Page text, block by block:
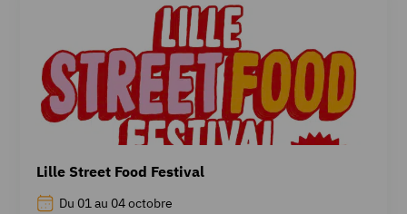
Du 01 au 04 octobre
Lille Street Food Festival